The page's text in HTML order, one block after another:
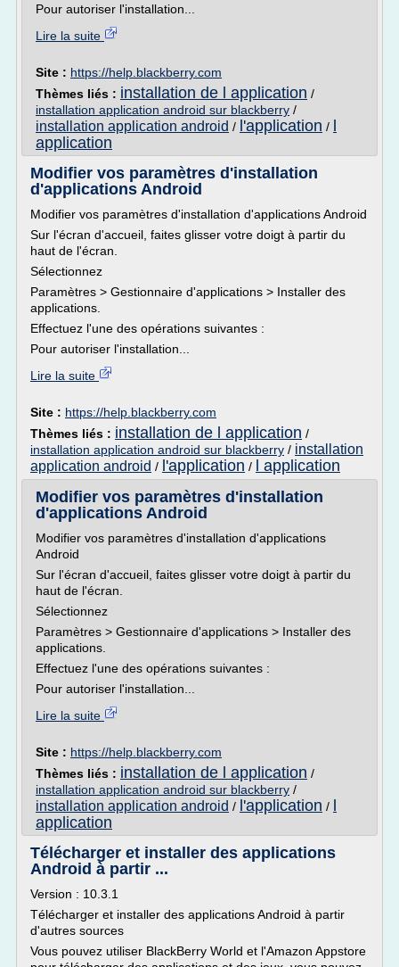
Pour autoriser l'installation...
Lire la suite
Site : https://help.blackberry.com
Thèmes liés : installation de l application /
installation application android sur blackberry /
installation application android / l'application /
application
Modifier vos paramètres d'installation
d'applications Android
Modifier vos paramètres d'installation d'applications Android
Sur l'écran d'accueil, faites glisser votre doigt à partir du
haut de l'écran.
Sélectionnez
Paramètres > Gestionnaire d'applications > Installer des
applications.
Effectuez l'une des opérations suivantes :
Pour autoriser l'installation...
Lire la suite
Site : https://help.blackberry.com
Thèmes liés : installation de l application /
installation application android sur blackberry / installation
application android / l'application /
l application
Modifier vos paramètres d'installation
d'applications Android
Modifier vos paramètres d'installation d'applications
Android
Sur l'écran d'accueil, faites glisser votre doigt à partir du
haut de l'écran.
Sélectionnez
Paramètres > Gestionnaire d'applications > Installer des
applications.
Effectuez l'une des opérations suivantes :
Pour autoriser l'installation...
Lire la suite
Site : https://help.blackberry.com
Thèmes liés : installation de l application /
installation application android sur blackberry /
installation application android / l'application /
application
Télécharger et installer des applications
Android à partir ...
Version : 10.3.1
Télécharger et installer des applications Android à partir
d'autres sources
Vous pouvez utiliser BlackBerry World et l'Amazon Appstore